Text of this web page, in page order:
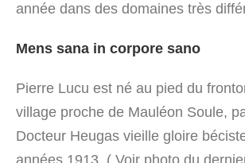
année dans des domaines très
Mens sana in corpore sano
Pierre Lucu est né au pied du
village proche de Mauléon Soule,
Docteur Heugas vieille gloire
années 1913. ( Voir photo du